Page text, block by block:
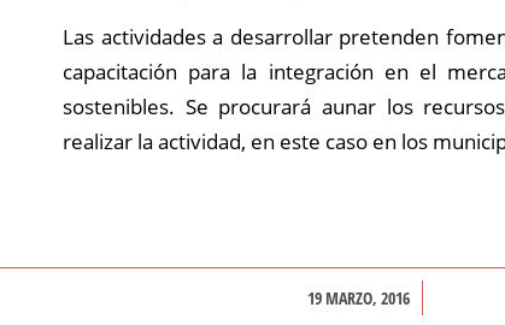
Las actividades a desarrollar pretenden
capacitación para la integración en el
sostenibles. Se procurará aunar los
realizar la actividad, en este caso en los
19 MARZO, 2016
/